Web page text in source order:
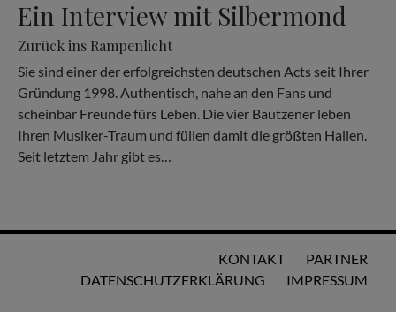
Ein Interview mit Silbermond
Zurück ins Rampenlicht
Sie sind einer der erfolgreichsten deutschen Acts seit Ihrer
Gründung 1998. Authentisch, nahe an den Fans und
scheinbar Freunde fürs Leben. Die vier Bautzener leben
Ihren Musiker-Traum und füllen damit die größten Hallen.
Seit letztem Jahr gibt es…
KONTAKT
PARTNER
DATENSCHUTZERKLÄRUNG
IMPRESSUM